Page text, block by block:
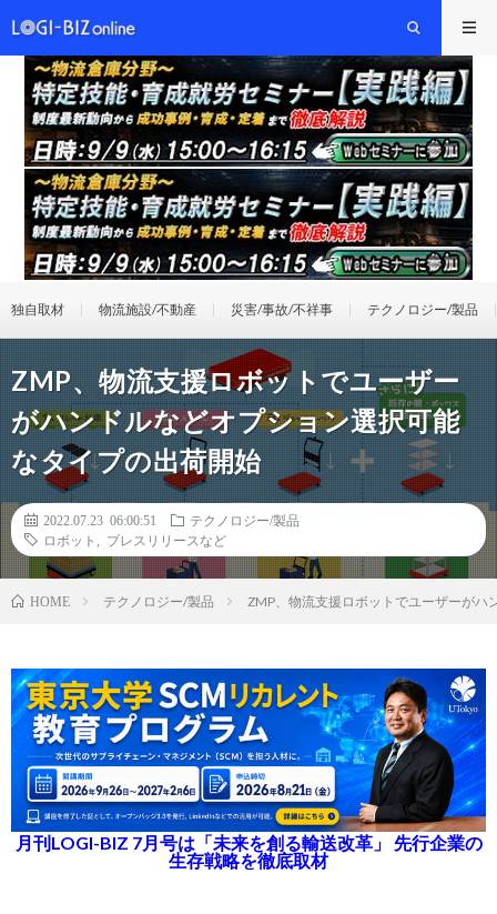
独自取材 物流施設/不動産 災害/事故/不祥事 テクノロジー/製品
ZMP、物流支援ロボットでユーザー
がハンドルなどオプション選択可能
なタイプの出荷開始
2022.07.23 06:00:51
テクノロジー/製品
ロボット
プレスリリースなど
HOME テクノロジー/製品 ZMP、物流支援ロボットでユーザーがハ
月刊LOGI-BIZ 7月号は「未来を創る輸送改革」 先行企業の
生存戦略を徹底取材